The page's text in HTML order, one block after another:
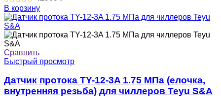
В корзину
Сравнить
Быстрый просмотр
Датчик протока TY-12-3A 1.75 МПа (елочка,
внутренняя резьба) для чиллеров Teyu S&A